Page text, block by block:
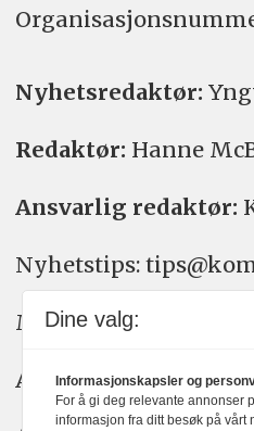
Nyhetsredaktør:
Redaktør: Hanne
Ansvarlig redaktør:
Nyhetstips:
Meninger:
Annonse:
Dine valg:
Informasjonskapsler og
For å gi deg relevante annonser
informasjon fra ditt besøk på vårt